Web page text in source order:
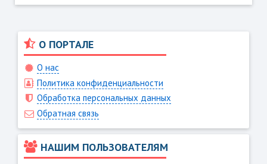
О ПОРТАЛЕ
О нас
Политика конфиденциальности
Обработка персональных данных
Обратная связь
НАШИМ ПОЛЬЗОВАТЕЛЯМ